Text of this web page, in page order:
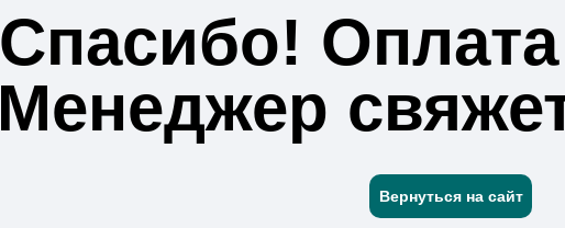
Вернуться на сайт
Спасибо!
Менеджер